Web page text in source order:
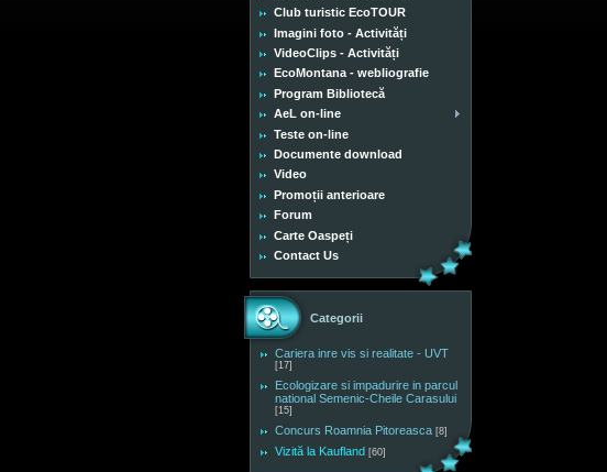
Club turistic EcoTOUR
Imagini foto - Activități
VideoClips - Activități
EcoMontana - webliografie
Program Bibliotecă
AeL on-line
Teste on-line
Documente download
Video
Promoții anterioare
Forum
Carte Oaspeți
Contact Us
Categorii
Cariera inre vis si realitate - UVT
[17]
Ecologizare si impadurire in parcul
national Semenic-Cheile Carasului
[15]
Concurs Roamnia Pitoreasca [8]
Vizită la Kaufland [60]